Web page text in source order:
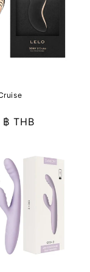
THB